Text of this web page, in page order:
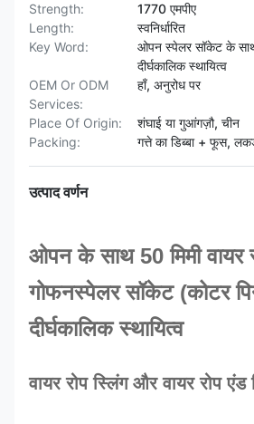
Strength:
1770 एमपीए
Length:
स्वनिर्धारित
Key Word:
ओपन स्पेलर सॉकेट के साथ
दीर्घकालिक स्थायित्व
OEM Or ODM
Services:
हाँ, अनुरोध पर
Place Of Origin:
शंघाई या गुआंगज़ौ, चीन
Packing:
गत्ते का डिब्बा + फूस,
उत्पाद वर्णन
ओपन के साथ 50 मिमी वायर
गोफनस्पेलर सॉकेट (कोटर
दीर्घकालिक स्थायित्व
वायर रोप स्लिंग और वायर रोप एंड